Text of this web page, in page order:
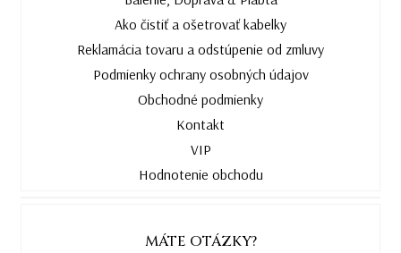
Ako čistiť a ošetrovať kabelky
Reklamácia tovaru a odstúpenie od zmluvy
Podmienky ochrany osobných údajov
Obchodné podmienky
Kontakt
VIP
Hodnotenie obchodu
MÁTE OTÁZKY?